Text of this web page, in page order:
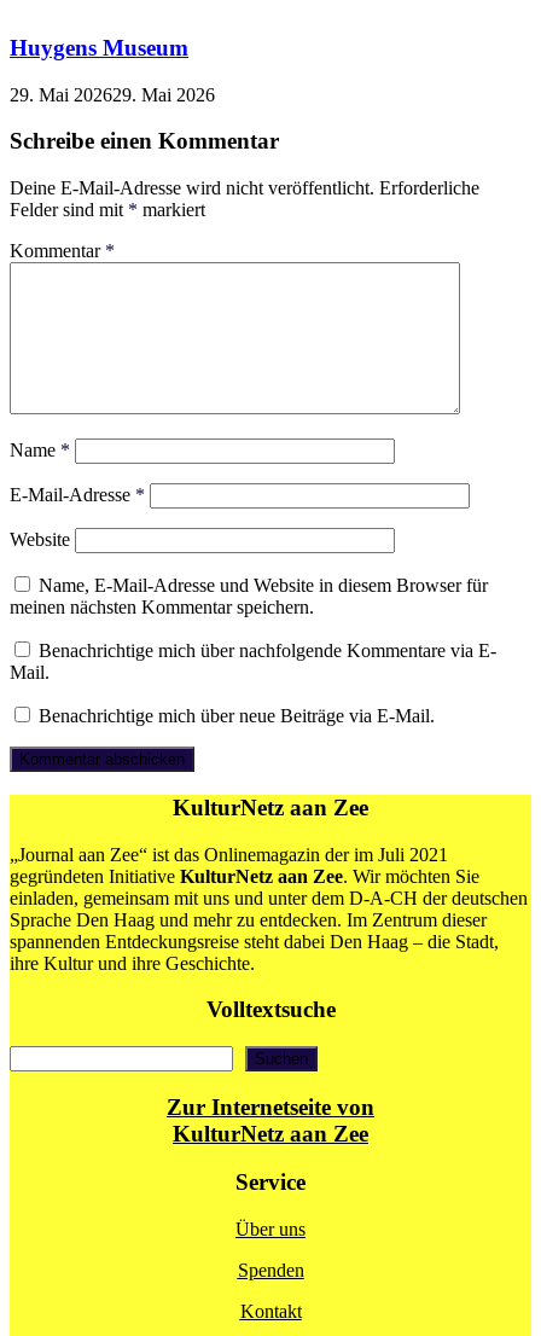
Huygens Museum
29. Mai 202629. Mai 2026
Schreibe einen Kommentar
Deine E-Mail-Adresse wird nicht veröffentlicht. Erforderliche
Felder sind mit * markiert
Kommentar *
Name *
E-Mail-Adresse *
Website
Name, E-Mail-Adresse und Website in diesem Browser für
meinen nächsten Kommentar speichern.
Benachrichtige mich über nachfolgende Kommentare via E-
Mail.
Benachrichtige mich über neue Beiträge via E-Mail.
KulturNetz aan Zee
„Journal aan Zee“ ist das Onlinemagazin der im Juli 2021
gegründeten Initiative KulturNetz aan Zee. Wir möchten Sie
einladen, gemeinsam mit uns und unter dem D-A-CH der deutschen
Sprache Den Haag und mehr zu entdecken. Im Zentrum dieser
spannenden Entdeckungsreise steht dabei Den Haag – die Stadt,
ihre Kultur und ihre Geschichte.
Volltextsuche
Suchen
Zur Internetseite von
KulturNetz aan Zee
Service
Über uns
Spenden
Kontakt